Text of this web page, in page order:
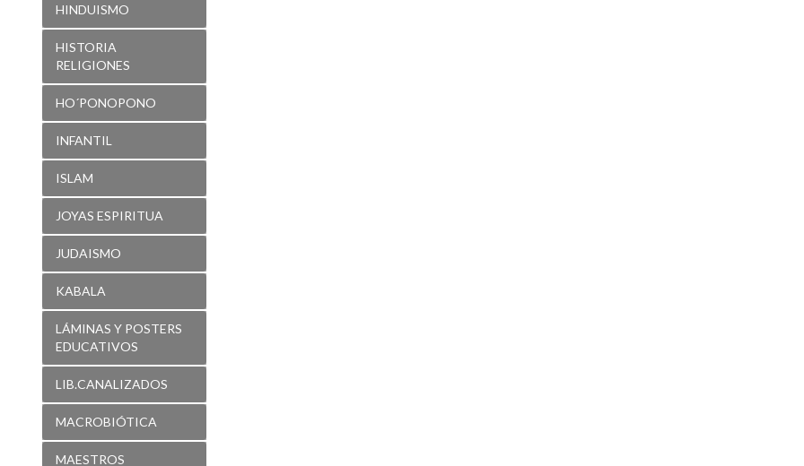
HINDUISMO
HISTORIA
RELIGIONES
HO´PONOPONO
INFANTIL
ISLAM
JOYAS ESPIRITUA
JUDAISMO
KABALA
LÁMINAS Y POSTERS
EDUCATIVOS
LIB.CANALIZADOS
MACROBIÓTICA
MAESTROS